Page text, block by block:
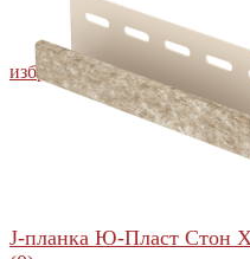
избранное сравнить
J-планка Ю-Пласт Стон